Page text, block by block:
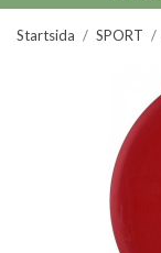
Startsida / SPORT /